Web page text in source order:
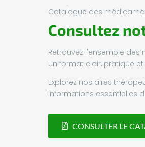
Catalogue des
Consultez
Retrouvez l'ensemble des
un format clair, pratique
Explorez nos aires
informations essentielles
CONSULTER LE